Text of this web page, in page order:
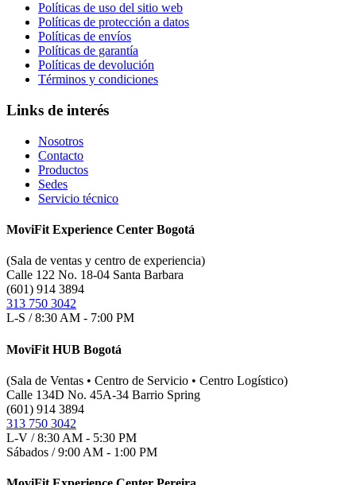
Políticas de uso del sitio web
Políticas de protección a datos
Políticas de envíos
Políticas de garantía
Políticas de devolución
Términos y condiciones
Links de interés
Nosotros
Contacto
Productos
Sedes
Servicio técnico
MoviFit Experience Center Bogotá
(Sala de ventas y centro de experiencia)
Calle 122 No. 18-04 Santa Barbara
(601) 914 3894
313 750 3042
L-S / 8:30 AM - 7:00 PM
MoviFit HUB Bogotá
(Sala de Ventas • Centro de Servicio • Centro Logístico)
Calle 134D No. 45A-34 Barrio Spring
(601) 914 3894
313 750 3042
L-V / 8:30 AM - 5:30 PM
Sábados / 9:00 AM - 1:00 PM